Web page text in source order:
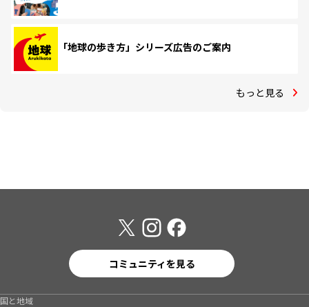
「地球の歩き方」シリーズ広告のご案内
もっと見る
コミュニティを見る
国と地域